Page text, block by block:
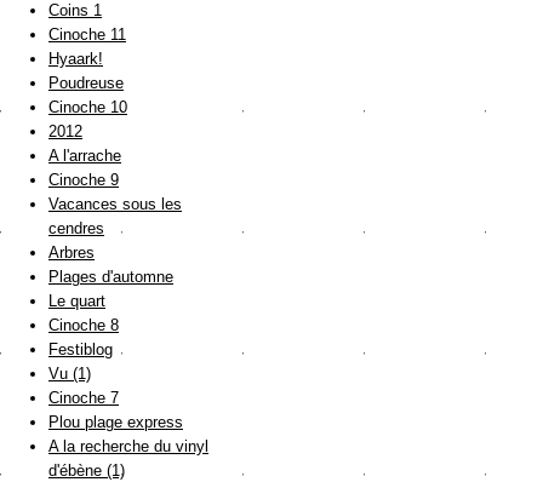
Coins 1
Cinoche 11
Hyaark!
Poudreuse
Cinoche 10
2012
A l'arrache
Cinoche 9
Vacances sous les
cendres
Arbres
Plages d'automne
Le quart
Cinoche 8
Festiblog
Vu (1)
Cinoche 7
Plou plage express
A la recherche du vinyl
d'ébène (1)